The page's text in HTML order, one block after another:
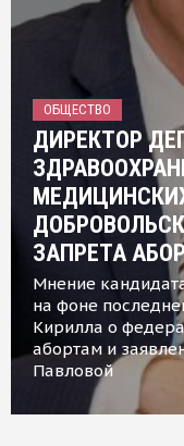
ОБЩЕСТВО
ДИРЕКТОР
ЗАПРЕТА
Мнение
на фоне
Кирилла о
абортам и
Павловой